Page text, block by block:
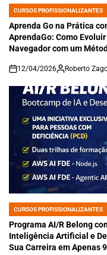
POSTED
IN
CURSOS PROFISSIONALIZANTES
Aprenda Go na Prática
AprendaGo: Como
Navegador com um
on
12/04/2026 Roberto
POSTED
IN
CURSOS PROFISSIONALIZANTES
Programa AI/R Belong
Inteligência Artificial e
Sua Carreira em Apenas